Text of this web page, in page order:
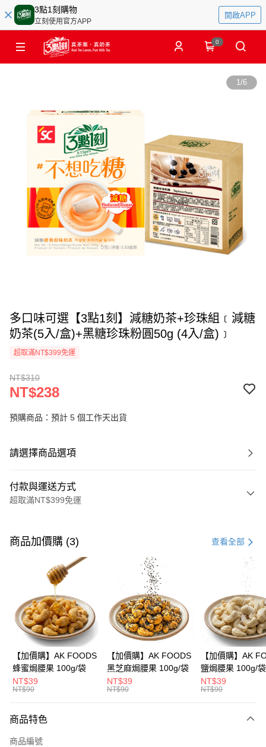
3點1刻購物
立刻使用官方APP
開啟APP
0
1/6
多口味可選【3點1刻】減糖奶茶+珍珠組﹝減糖
奶茶(5入/盒)+黑糖珍珠粉圓50g (4入/盒)﹞
超取滿NT$399免運
NT$310
NT$238
預購商品：預計 5 個工作天出貨
請選擇商品選項
付款與運送方式
超取滿NT$399免運
信用卡一次付款
3 期 0 利率 每期
合作金庫商業銀行
第一商業銀行
華南商業銀行
彰化商業銀行
上海商業儲蓄銀行
台北富邦商業銀行
國泰世華商業銀行
兆豐國際商業銀行
臺灣中小企業銀行
匯豐（台灣）商業銀行
華泰商業銀行
聯邦商業銀行
遠東國際商業銀行
元大商業銀行
台灣樂天信用卡公司
超商取貨付款
LINE Pay
Apple Pay
街口支付
悠遊付
AFTEE先享後付
【關於「AFTEE先享後付」】
商品加價購 (3) 查看全部
【加價購】AK FOODS
蜂蜜焗腰果 100g/袋
NT$39
NT$90
【加價購】AK FOODS
黑芝麻焗腰果 100g/袋
NT$39
NT$90
【加價購】AK
鹽焗腰果 100g/袋
NT$39
NT$90
商品特色
商品編號